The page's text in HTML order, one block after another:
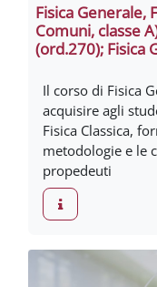
Fisica Generale,
Comuni, classe
(ord.270); Fisica
Il corso di Fisica
acquisire agli
Fisica Classica,
metodologie e le
propedeuti